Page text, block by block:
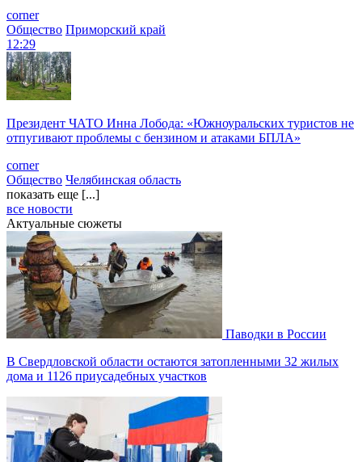
corner
Общество Приморский край
12:29
Президент ЧАТО Инна Лобода: «Южноуральских туристов не
отпугивают проблемы с бензином и атаками БПЛА»
corner
Общество Челябинская область
показать еще [...]
все новости
Актуальные сюжеты
Паводки в России
В Свердловской области остаются затопленными 32 жилых
дома и 1126 приусадебных участков